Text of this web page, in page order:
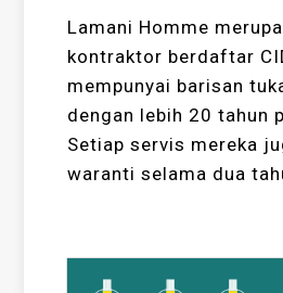
Lamani Homme
kontraktor berdaftar
mempunyai barisan
dengan lebih 20 tahun
Setiap servis mereka
waranti selama dua